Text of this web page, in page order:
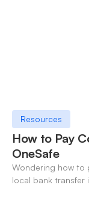
Resources
How to Pay
OneSafe
Wondering how to
local bank transfer